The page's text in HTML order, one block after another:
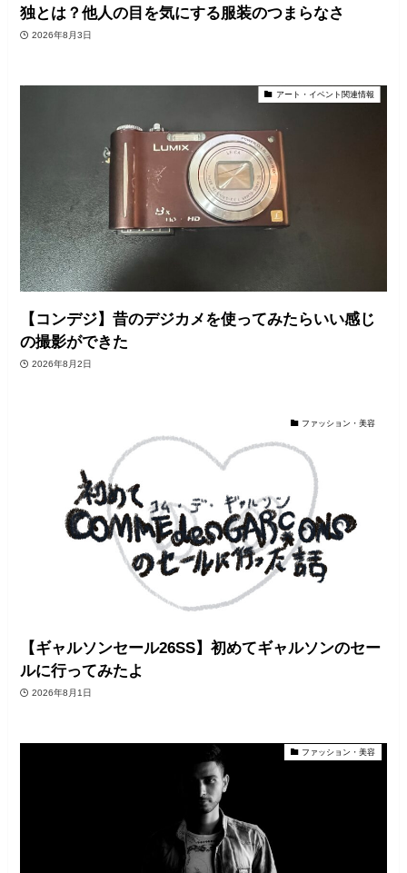
独とは？他人の目を気にする服装のつまらなさ
2026年8月3日
アート・イベント関連情報
【コンデジ】昔のデジカメを使ってみたらいい感じ
の撮影ができた
2026年8月2日
ファッション・美容
【ギャルソンセール26SS】初めてギャルソンのセー
ルに行ってみたよ
2026年8月1日
ファッション・美容